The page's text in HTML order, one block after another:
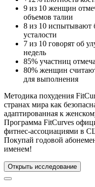
9 из 10 женщин
объемов талии
8 из 10 испытывают
усталости
7 из 10 говорят об
недель
85% участниц
80% женщин
для выполнения
Методика похудения
странах мира как
адаптированная к
Программа FitCurves
фитнес-ассоциациями в
Покупай годовой
именем!
Открыть исследование